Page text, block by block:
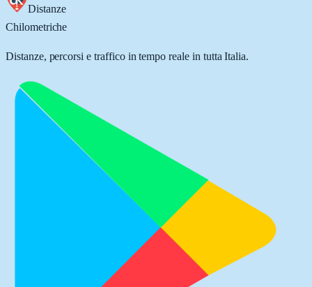
Distanze
Chilometriche
Distanze, percorsi e traffico in tempo reale in tutta Italia.